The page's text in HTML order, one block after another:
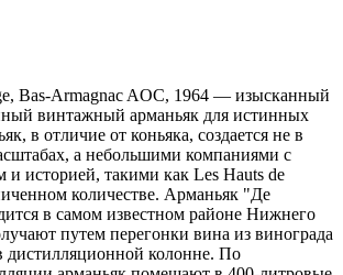
Bas-Armagnac AOC, 1964 — изысканный
винтажный арманьяк для истинных
в отличие от коньяка, создается не в
а небольшими компаниями с
и историей, такими как Les Hauts de
количестве. Арманьяк "Де
в самом известном районе Нижнего
путем перегонки вина из винограда
дистилляционной колонне. По